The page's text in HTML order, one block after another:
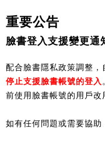
重要公告
臉書登入支援變更通
配合臉書隱私政策調整
停止支援臉書帳號的登入
前使用臉書帳號的用戶改
如有任何問題或需要協助